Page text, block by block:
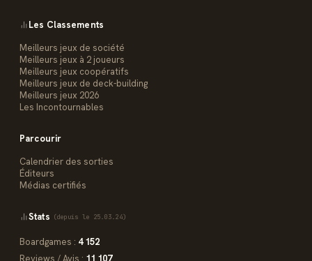
Les Classements
Meilleurs jeux de société
Meilleurs jeux à 2 joueurs
Meilleurs jeux coopératifs
Meilleurs jeux de deck-building
Meilleurs jeux 2026
Les Incontournables
Parcourir
Calendrier des sorties
Éditeurs
Médias certifiés
Stats (depuis le 25.03.24)
Boardgames : 4 152
Reviews / Avis : 11 107